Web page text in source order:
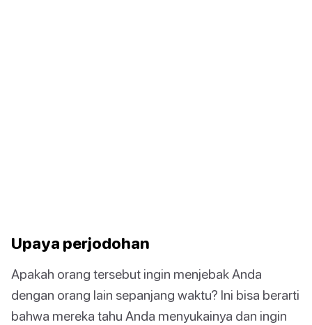
Upaya perjodohan
Apakah orang tersebut ingin menjebak Anda
dengan orang lain sepanjang waktu? Ini bisa berarti
bahwa mereka tahu Anda menyukainya dan ingin